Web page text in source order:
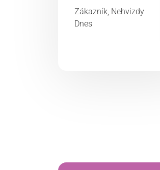
Zákazník, Nehvizdy
Dnes